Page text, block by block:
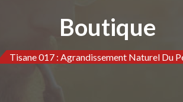
Boutique
Tisane 017 : Agrandissement Naturel Du